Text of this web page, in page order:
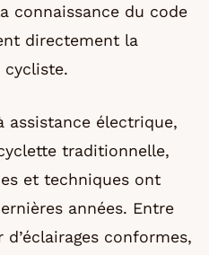
connaissance du code
directement la
assistance électrique,
traditionnelle,
et techniques ont
années. Entre
d’éclairages conformes,